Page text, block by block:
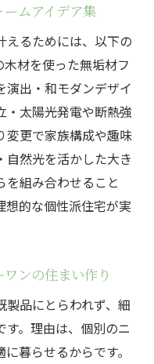
ムのポイント
いを目指すポイン
フォームの基準
するリフォーム術
伝えるべき要望
ないための注意点
リフォーム実現方
リフォームの魅力
無二の住空間作り
フォームの強み
ムアイデア集
えるためには、以下の
材を使った無垢材フ
演出・和モダンデザイ
・太陽光発電や断熱強
変更で家族構成や趣味
自然光を活かした大き
を組み合わせること
想的な個性派住宅が実
ンの住まい作り
品にとらわれず、細
。理由は、個別のニ
暮らせるからです。